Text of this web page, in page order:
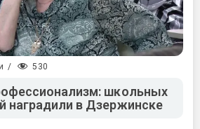
/ 530
школьных
наградили в Дзержинске